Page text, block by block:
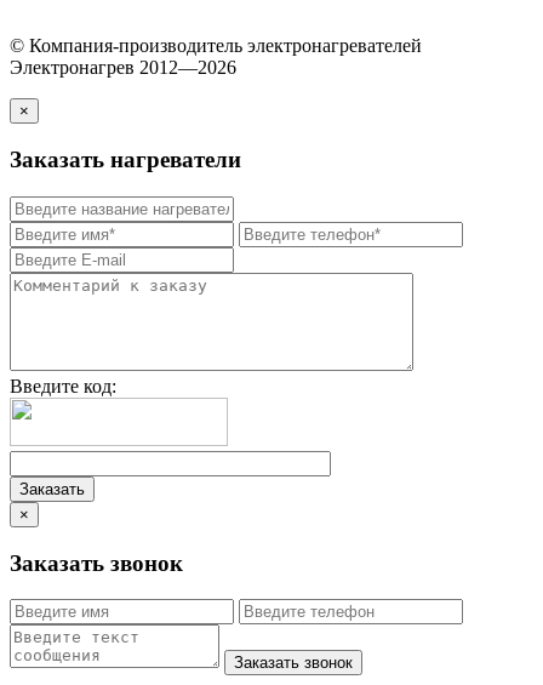
© Компания-производитель электронагревателей
Электронагрев 2012—2026
×
Заказать нагреватели
Введите код:
×
Заказать звонок